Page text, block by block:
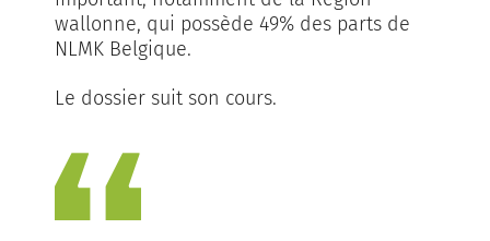
wallonne, qui possède 49% des parts de
NLMK Belgique.
Le dossier suit son cours.